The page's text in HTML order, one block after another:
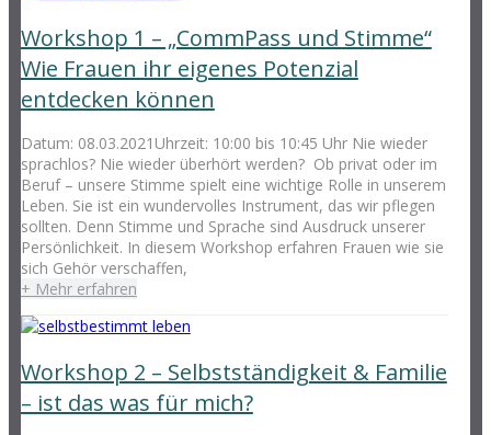
Workshop 1 – „CommPass und Stimme“
Wie Frauen ihr eigenes Potenzial
entdecken können
Datum: 08.03.2021Uhrzeit: 10:00 bis 10:45 Uhr Nie wieder
sprachlos? Nie wieder überhört werden? Ob privat oder im
Beruf – unsere Stimme spielt eine wichtige Rolle in unserem
Leben. Sie ist ein wundervolles Instrument, das wir pflegen
sollten. Denn Stimme und Sprache sind Ausdruck unserer
Persönlichkeit. In diesem Workshop erfahren Frauen wie sie
sich Gehör verschaffen,
+ Mehr erfahren
Workshop 2 – Selbstständigkeit & Familie
– ist das was für mich?